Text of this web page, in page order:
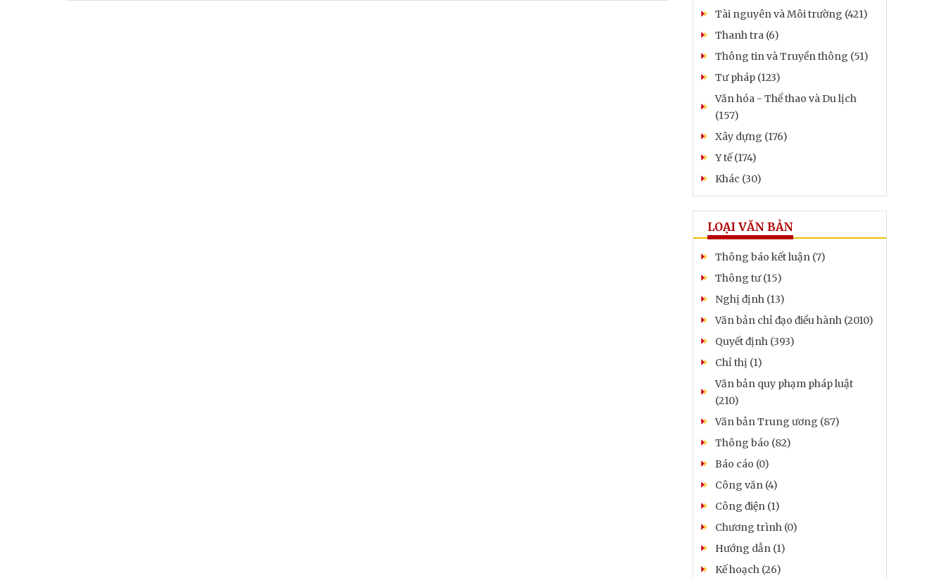
Tài nguyên và Môi trường (421)
Thanh tra (6)
Thông tin và Truyền thông (51)
Tư pháp (123)
Văn hóa - Thể thao và Du lịch
(157)
Xây dựng (176)
Y tế (174)
Khác (30)
LOẠI VĂN BẢN
Thông báo kết luận (7)
Thông tư (15)
Nghị định (13)
Văn bản chỉ đạo điều hành (2010)
Quyết định (393)
Chỉ thị (1)
Văn bản quy phạm pháp luật
(210)
Văn bản Trung ương (87)
Thông báo (82)
Báo cáo (0)
Công văn (4)
Công điện (1)
Chương trình (0)
Hướng dẫn (1)
Kế hoạch (26)